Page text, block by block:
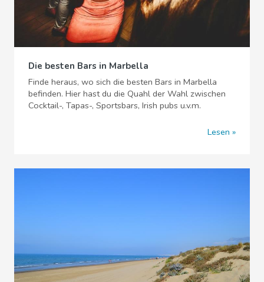
Die besten Bars in Marbella
Finde heraus, wo sich die besten Bars in Marbella
befinden. Hier hast du die Quahl der Wahl zwischen
Cocktail-, Tapas-, Sportsbars, Irish pubs u.v.m.
Lesen